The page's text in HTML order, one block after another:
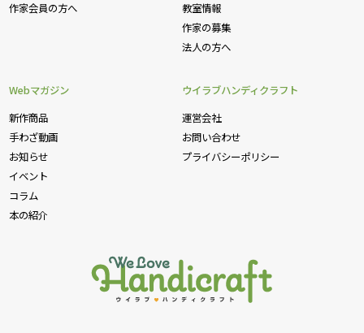
作家会員の方へ
教室情報
作家の募集
法人の方へ
Webマガジン
新作商品
手わざ動画
お知らせ
イベント
コラム
本の紹介
ウイラブハンディクラフト
運営会社
お問い合わせ
プライバシーポリシー